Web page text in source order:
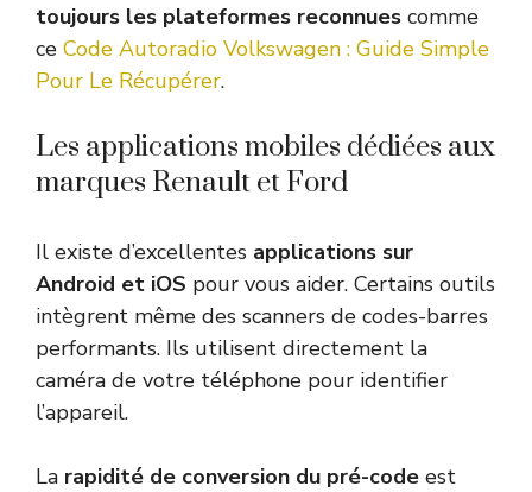
toujours les plateformes reconnues comme
ce Code Autoradio Volkswagen : Guide Simple
Pour Le Récupérer.
Les applications mobiles dédiées aux
marques Renault et Ford
Il existe d’excellentes applications sur
Android et iOS pour vous aider. Certains outils
intègrent même des scanners de codes-barres
performants. Ils utilisent directement la
caméra de votre téléphone pour identifier
l’appareil.
La rapidité de conversion du pré-code est